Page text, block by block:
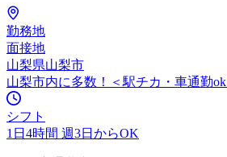
勤務地
面接地
山梨県山梨市
山梨市内に多数！＜駅チカ・車通勤ok
シフト
1日4時間 週3日からOK